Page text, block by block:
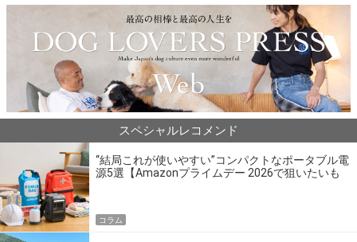
スペシャルレコメンド
“結局これが使いやすい”コンパクトなポータブル電
源5選【Amazonプライムデー 2026で狙いたいも
コラム